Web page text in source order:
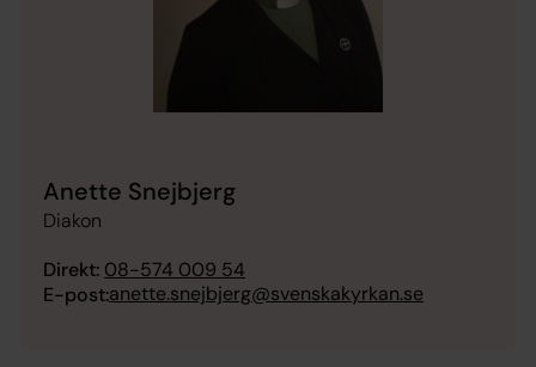
Anette Snejbjerg
Diakon
Direkt: 08-574 009 54
E-post:anette.snejbjerg@svenskakyrkan.se